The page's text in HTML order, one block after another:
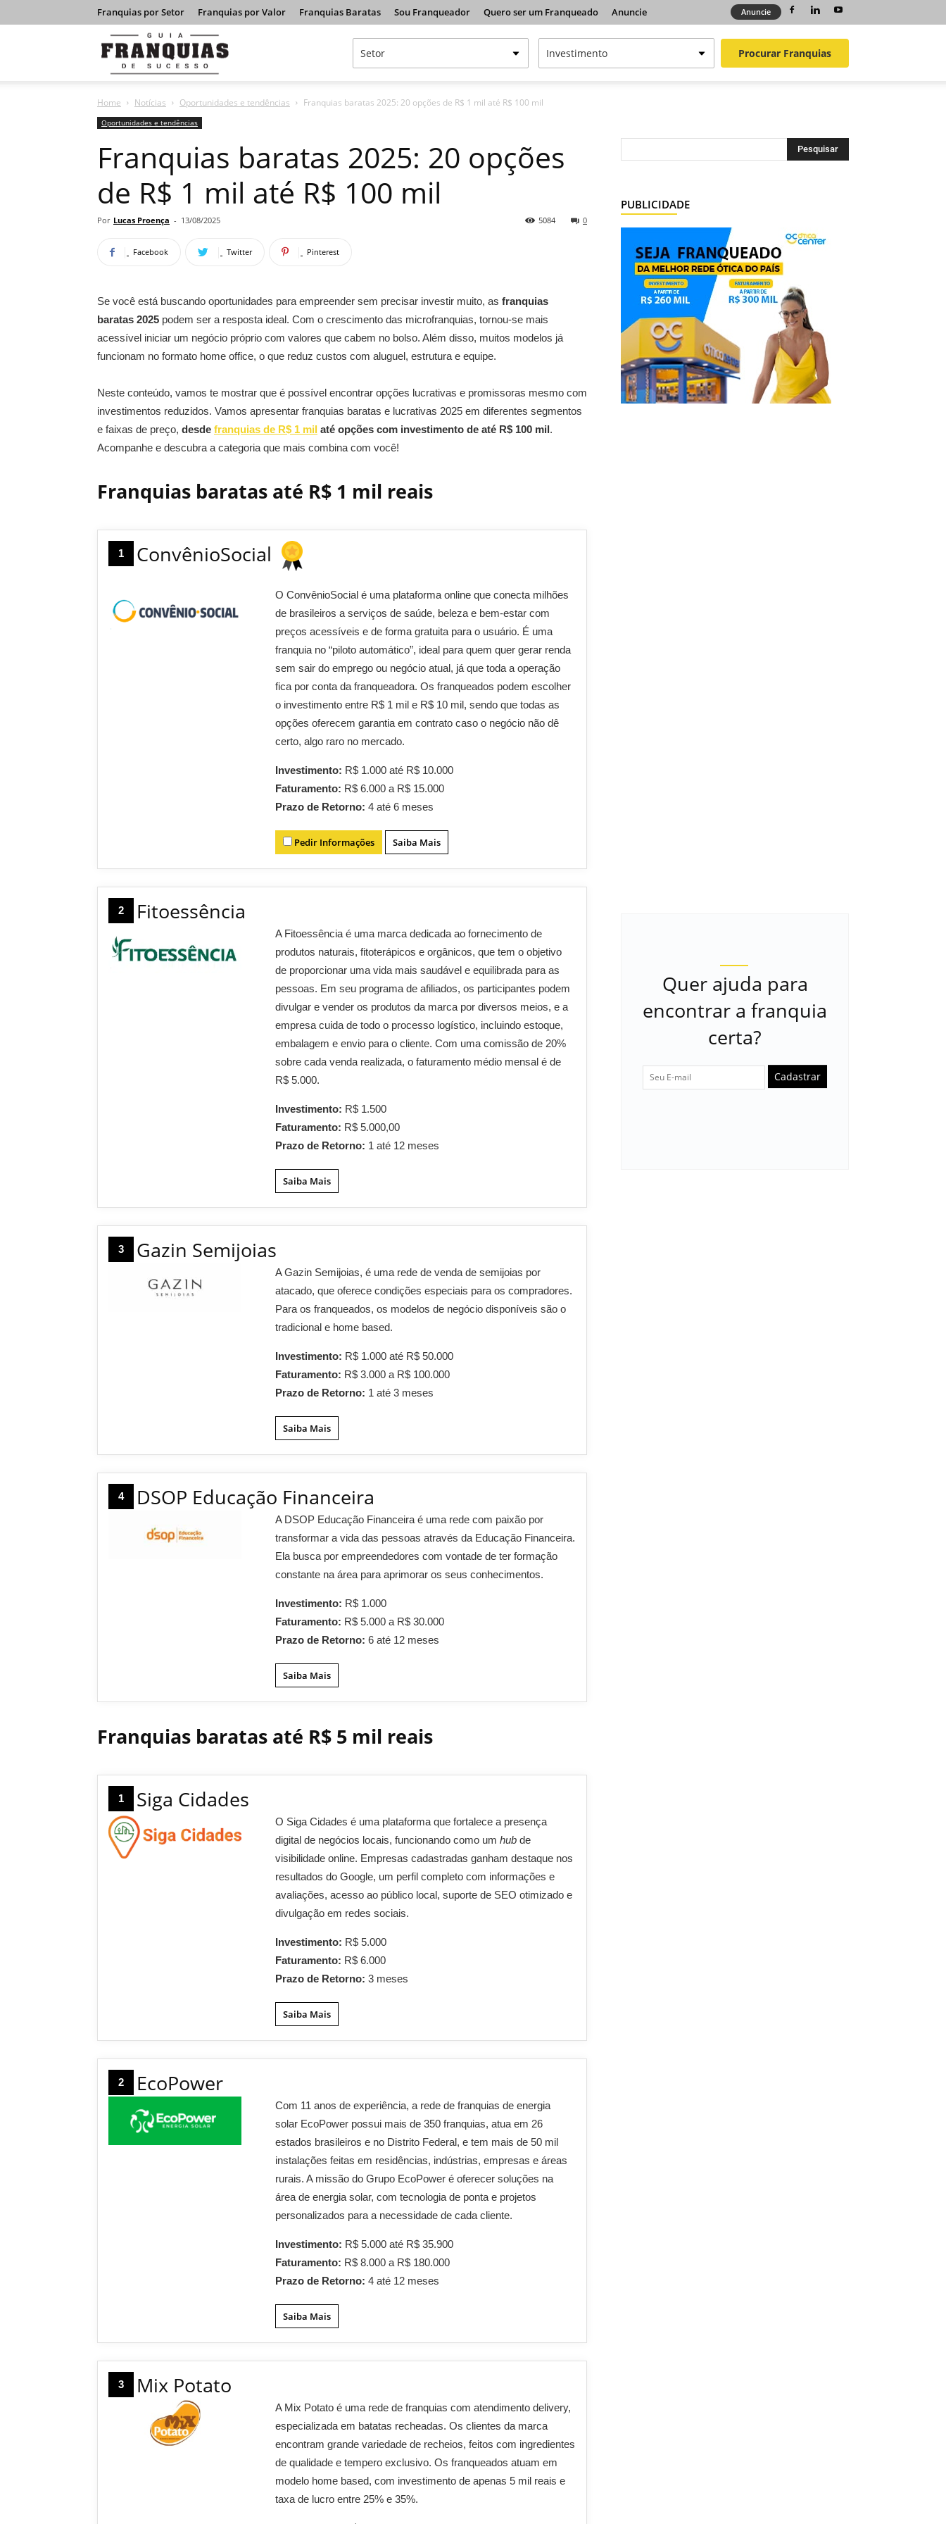
Franquias por Setor Franquias por Valor Franquias Baratas Sou Franqueador Quero ser um Franqueado Anuncie Anuncie
Franquias
de
Procurar Franquias
Home Notícias Oportunidades e tendências Franquias baratas 2025: 20 opções de R$ 1 mil até R$ 100 mil
Oportunidades e tendências
Franquias baratas 2025: 20 opções
de R$ 1 mil até R$ 100 mil
Por Lucas Proença - 13/08/2025 0
5084
Facebook Twitter Pinterest
Se você está buscando oportunidades para empreender sem precisar investir muito, as franquias
baratas 2025 podem ser a resposta ideal. Com o crescimento das microfranquias, tornou-se mais
acessível iniciar um negócio próprio com valores que cabem no bolso. Além disso, muitos modelos já
funcionam no formato home office, o que reduz custos com aluguel, estrutura e equipe.
Neste conteúdo, vamos te mostrar que é possível encontrar opções lucrativas e promissoras mesmo com
investimentos reduzidos. Vamos apresentar franquias baratas e lucrativas 2025 em diferentes segmentos
e faixas de preço, desde franquias de R$ 1 mil até opções com investimento de até R$ 100 mil.
Acompanhe e descubra a categoria que mais combina com você!
Franquias baratas até R$ 1 mil reais
1 ConvênioSocial
O ConvênioSocial é uma plataforma online que conecta milhões
de brasileiros a serviços de saúde, beleza e bem-estar com
preços acessíveis e de forma gratuita para o usuário. É uma
franquia no “piloto automático”, ideal para quem quer gerar renda
sem sair do emprego ou negócio atual, já que toda a operação
fica por conta da franqueadora. Os franqueados podem escolher
o investimento entre R$ 1 mil e R$ 10 mil, sendo que todas as
opções oferecem garantia em contrato caso o negócio não dê
certo, algo raro no mercado.
Investimento: R$ 1.000 até R$ 10.000
Faturamento: R$ 6.000 a R$ 15.000
Prazo de Retorno:4 até 6 meses
Pedir Informações Saiba Mais
2 Fitoessência
A Fitoessência é uma marca dedicada ao fornecimento de
produtos naturais, fitoterápicos e orgânicos, que tem o objetivo
de proporcionar uma vida mais saudável e equilibrada para as
pessoas. Em seu programa de afiliados, os participantes podem
divulgar e vender os produtos da marca por diversos meios, e a
empresa cuida de todo o processo logístico, incluindo estoque,
embalagem e envio para o cliente. Com uma comissão de 20%
sobre cada venda realizada, o faturamento médio mensal é de
R$ 5.000.
Investimento: R$ 1.500
Faturamento: R$ 5.000,00
Prazo de Retorno: 1 até 12 meses
Saiba Mais
3 Gazin Semijoias
A Gazin Semijoias, é uma rede de venda de semijoias por
atacado, que oferece condições especiais para os compradores.
Para os franqueados, os modelos de negócio disponíveis são o
tradicional e home based.
Investimento: R$ 1.000 até R$ 50.000
Faturamento: R$ 3.000 a R$ 100.000
Prazo de Retorno: 1 até 3 meses
Saiba Mais
4 DSOP Educação Financeira
A DSOP Educação Financeira é uma rede com paixão por
transformar a vida das pessoas através da Educação Financeira.
Ela busca por empreendedores com vontade de ter formação
constante na área para aprimorar os seus conhecimentos.
Investimento: R$ 1.000
Faturamento: R$ 5.000 a R$ 30.000
Prazo de Retorno:6 até 12 meses
Saiba Mais
Franquias baratas até R$ 5 mil reais
1 Siga Cidades
O Siga Cidades é uma plataforma que fortalece a presença
digital de negócios locais, funcionando como umhub de
visibilidade online. Empresas cadastradas ganham destaque nos
resultados do Google, um perfil completo com informações e
avaliações, acesso ao público local, suporte de SEO otimizado e
divulgação em redes sociais.
Investimento: R$ 5.000
Faturamento: R$ 6.000
Prazo de Retorno:3 meses
Saiba Mais
2 EcoPower
Com 11 anos de experiência, a rede de franquias de energia
solar EcoPower possui mais de 350 franquias, atua em 26
estados brasileiros e no Distrito Federal, e tem mais de 50 mil
instalações feitas em residências, indústrias, empresas e áreas
rurais. A missão do Grupo EcoPower é oferecer soluções na
área de energia solar, com tecnologia de ponta e projetos
personalizados para a necessidade de cada cliente.
Investimento: R$ 5.000 até R$ 35.900
Faturamento: R$ 8.000 a R$ 180.000
Prazo de Retorno:4 até 12 meses
Saiba Mais
3 Mix Potato
A Mix Potato é uma rede de franquias com atendimento delivery,
especializada em batatas recheadas. Os clientes da marca
encontram grande variedade de recheios, feitos com ingredientes
de qualidade e tempero exclusivo. Os franqueados atuam em
modelo home based, com investimento de apenas 5 mil reais e
taxa de lucro entre 25% e 35%.
PUBLICIDADE
Quer ajuda para
encontrar a franquia
certa?
Cadastrar